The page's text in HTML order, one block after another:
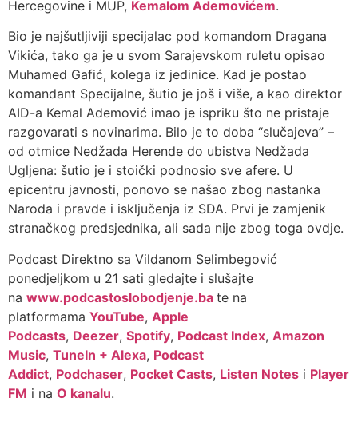
Hercegovine i MUP, Kemalom Ademovićem.
Bio je najšutljiviji specijalac pod komandom Dragana
Vikića, tako ga je u svom Sarajevskom ruletu opisao
Muhamed Gafić, kolega iz jedinice. Kad je postao
komandant Specijalne, šutio je još i više, a kao direktor
AID-a Kemal Ademović imao je ispriku što ne pristaje
razgovarati s novinarima. Bilo je to doba “slučajeva” –
od otmice Nedžada Herende do ubistva Nedžada
Ugljena: šutio je i stoički podnosio sve afere. U
epicentru javnosti, ponovo se našao zbog nastanka
Naroda i pravde i isključenja iz SDA. Prvi je zamjenik
stranačkog predsjednika, ali sada nije zbog toga ovdje.
Podcast Direktno sa Vildanom Selimbegović
ponedjeljkom u 21 sati gledajte i slušajte
na www.podcastoslobodjenje.ba te na
platformama YouTube, Apple
Podcasts, Deezer, Spotify, Podcast Index, Amazon
Music, TuneIn + Alexa, Podcast
Addict, Podchaser, Pocket Casts, Listen Notes i Player
FM i na O kanalu.